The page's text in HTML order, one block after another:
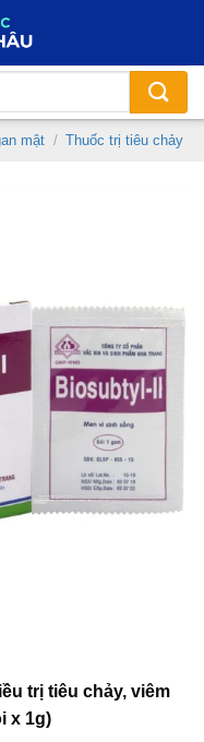
mật / Thuốc trị tiêu chảy
trị tiêu chảy, viêm
x 1g)